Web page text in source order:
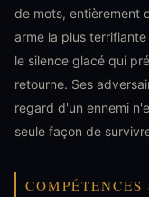
de mots, entièrement
arme la plus
le silence glacé qui
retourne. Ses
regard d'un ennemi
seule façon de